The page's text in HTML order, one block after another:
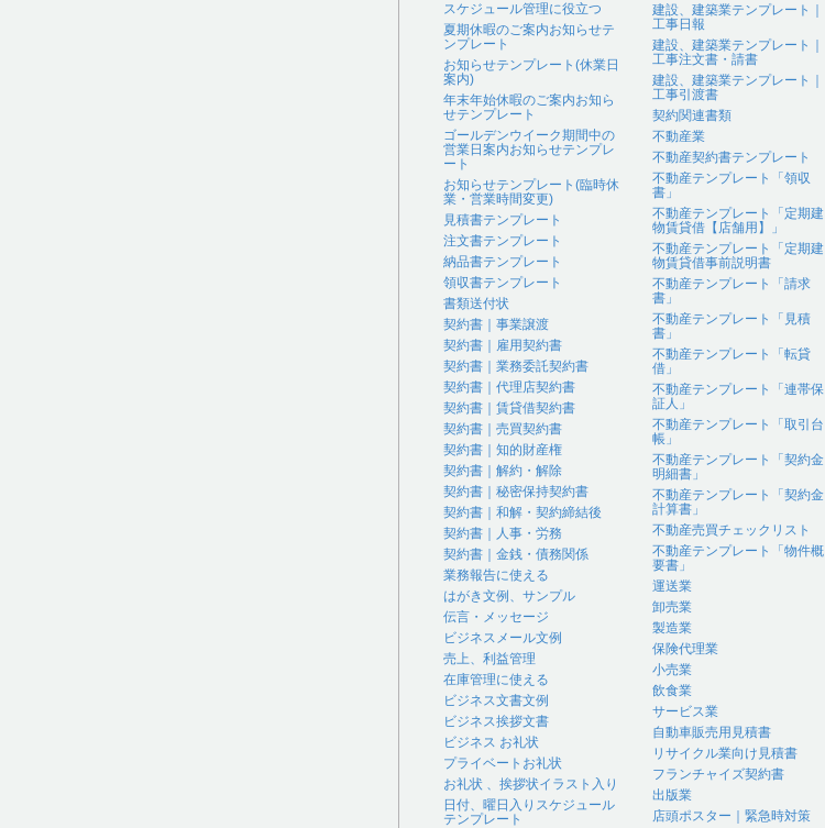
スケジュール管理に役立つ
夏期休暇のご案内お知らせテ
ンプレート
お知らせテンプレート(休業日
案内)
年末年始休暇のご案内お知ら
せテンプレート
ゴールデンウイーク期間中の
営業日案内お知らせテンプレ
ート
お知らせテンプレート(臨時休
業・営業時間変更)
見積書テンプレート
注文書テンプレート
納品書テンプレート
領収書テンプレート
書類送付状
契約書｜事業譲渡
契約書｜雇用契約書
契約書｜業務委託契約書
契約書｜代理店契約書
契約書｜賃貸借契約書
契約書｜売買契約書
契約書｜知的財産権
契約書｜解約・解除
契約書｜秘密保持契約書
契約書｜和解・契約締結後
契約書｜人事・労務
契約書｜金銭・債務関係
業務報告に使える
はがき文例、サンプル
伝言・メッセージ
ビジネスメール文例
売上、利益管理
在庫管理に使える
ビジネス文書文例
ビジネス挨拶文書
ビジネス お礼状
プライベートお礼状
お礼状 、挨拶状イラスト入り
日付、曜日入りスケジュール
テンプレート
建設、建築業テンプレート｜
工事日報
建設、建築業テンプレート｜
工事注文書・請書
建設、建築業テンプレート｜
工事引渡書
契約関連書類
不動産業
不動産契約書テンプレート
不動産テンプレート「領収
書」
不動産テンプレート「定期建
物賃貸借【店舗用】」
不動産テンプレート「定期建
物賃貸借事前説明書
不動産テンプレート「請求
書」
不動産テンプレート「見積
書」
不動産テンプレート「転貸
借」
不動産テンプレート「連帯保
証人」
不動産テンプレート「取引台
帳」
不動産テンプレート「契約金
明細書」
不動産テンプレート「契約金
計算書」
不動産売買チェックリスト
不動産テンプレート「物件概
要書」
運送業
卸売業
製造業
保険代理業
小売業
飲食業
サービス業
自動車販売用見積書
リサイクル業向け見積書
フランチャイズ契約書
出版業
店頭ポスター｜緊急時対策